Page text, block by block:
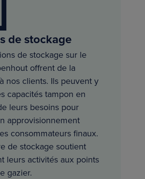
de stockage
de stockage sur le
offrent de la
nos clients. Ils peuvent y
capacités tampon en
leurs besoins pour
approvisionnement
consommateurs finaux.
de stockage soutient
leurs activités aux points
gazier.